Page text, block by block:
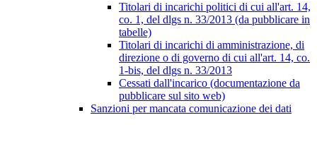
Titolari di incarichi politici di cui all'art. 14,
co. 1, del dlgs n. 33/2013 (da pubblicare in
tabelle)
Titolari di incarichi di amministrazione, di
direzione o di governo di cui all'art. 14, co.
1-bis, del dlgs n. 33/2013
Cessati dall'incarico (documentazione da
pubblicare sul sito web)
Sanzioni per mancata comunicazione dei dati